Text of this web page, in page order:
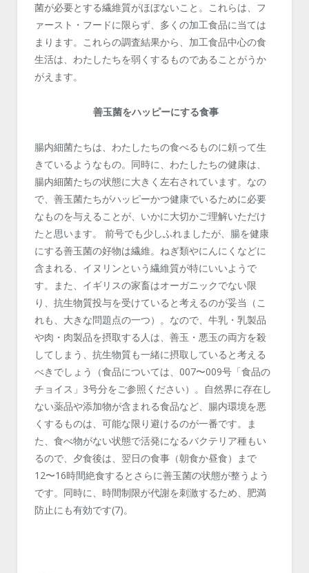
菌が必要とする繊維質がほぼないこと。これらは、フ
ァースト・フードに限らず、多くの加工食品に当ては
まります。これらの調査結果から、加工食品中心の食
生活は、わたしたちを弱くするものであることがうか
がえます。
善玉菌をハッピーにする食事
腸内細菌たちは、わたしたちの食べるものに頼って生
きているようなもの。同時に、わたしたちの健康は、
腸内細菌たちの状態に大きく左右されています。なの
で、善玉菌たちがハッピーかつ健康でいるために必要
なものを与えることが、いかに大切かご理解いただけ
たと思います。 前号でも少しふれましたが、腸を健康
にする善玉菌の好物は繊維。ねぎ類やにんにくなどに
含まれる、イヌリンという繊維質が特にいいようで
す。また、イギリスの家畜はオーガニックでない限
り、抗生物質投与を受けていると考えるのが妥当（こ
れも、大きな問題点の一つ）。なので、牛乳・乳製品
や肉・肉製品を摂取する人は、善玉・悪玉の両方を殺
してしまう、抗生物質も一緒に摂取していると考える
べきでしょう（食品については、007〜009号「食品の
チョイス」3号分をご参照ください）。自然界に存在し
ない薬品や添加物が含まれる食品など、腸内環境を悪
くするものは、可能な限り避けるのが一番です。ま
た、食べ物がない状態で活発になるバクテリア種もい
るので、夕食後は、翌日の食事（朝食か昼食）まで
12〜16時間絶食するとさらに善玉菌の状態が整うよう
です。同時に、時間制限が代謝を刺激するため、肥満
防止にも有効です(7)。